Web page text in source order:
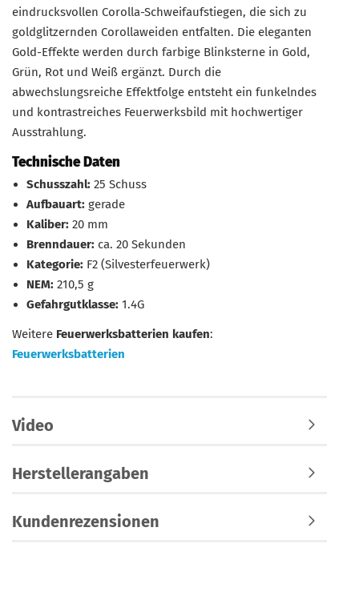
eindrucksvollen Corolla-Schweifaufstiegen, die sich zu
goldglitzernden Corollaweiden entfalten. Die eleganten
Gold-Effekte werden durch farbige Blinksterne in Gold,
Grün, Rot und Weiß ergänzt. Durch die
abwechslungsreiche Effektfolge entsteht ein funkelndes
und kontrastreiches Feuerwerksbild mit hochwertiger
Ausstrahlung.
Technische Daten
Schusszahl: 25 Schuss
Aufbauart: gerade
Kaliber: 20 mm
Brenndauer: ca. 20 Sekunden
Kategorie: F2 (Silvesterfeuerwerk)
NEM: 210,5 g
Gefahrgutklasse: 1.4G
Weitere Feuerwerksbatterien kaufen:
Feuerwerksbatterien
Video
Herstellerangaben
Kundenrezensionen